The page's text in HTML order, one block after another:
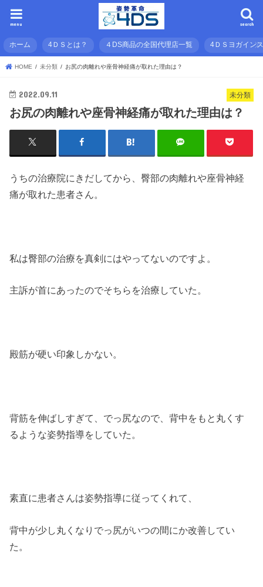
search
menu
ホーム 4ＤＳとは？ ４DS商品の全国代理店一覧 4ＤＳヨガイン
HOME 未分類 お尻の肉離れや座骨神経痛が取れた理由は？
未分類
2022.09.11
お尻の肉離れや座骨神経痛が取れた理由は？
うちの治療院にきだしてから、臀部の肉離れや座骨神経
痛が取れた患者さん。
私は臀部の治療を真剣にはやってないのですよ。
主訴が首にあったのでそちらを治療していた。
殿筋が硬い印象しかない。
背筋を伸ばしすぎて、でっ尻なので、背中をもと丸くす
るような姿勢指導をしていた。
素直に患者さんは姿勢指導に従ってくれて、
背中が少し丸くなりでっ尻がいつの間にか改善してい
た。